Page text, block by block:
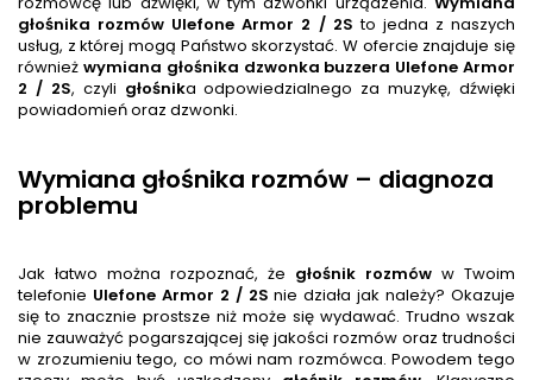
głośnika rozmów Ulefone Armor 2 / 2S to jedna z naszych
usług, z której mogą Państwo skorzystać. W ofercie znajduje się
również wymiana głośnika dzwonka buzzera Ulefone Armor
2 / 2S, czyli głośnika odpowiedzialnego za muzykę, dźwięki
powiadomień oraz dzwonki.
Wymiana głośnika rozmów – diagnoza
problemu
Jak łatwo można rozpoznać, że głośnik rozmów w Twoim
telefonie Ulefone Armor 2 / 2S nie działa jak należy? Okazuje
się to znacznie prostsze niż może się wydawać. Trudno wszak
nie zauważyć pogarszającej się jakości rozmów oraz trudności
w zrozumieniu tego, co mówi nam rozmówca. Powodem tego